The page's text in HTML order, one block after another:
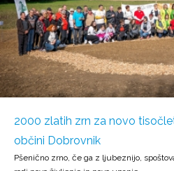
2000 zlatih zrn za novo
občini Dobrovnik
Pšenično zrno, če ga z ljubeznijo,